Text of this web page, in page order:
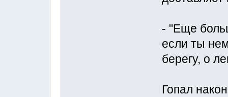
- "Еще
если ты
берегу, о
Гопал